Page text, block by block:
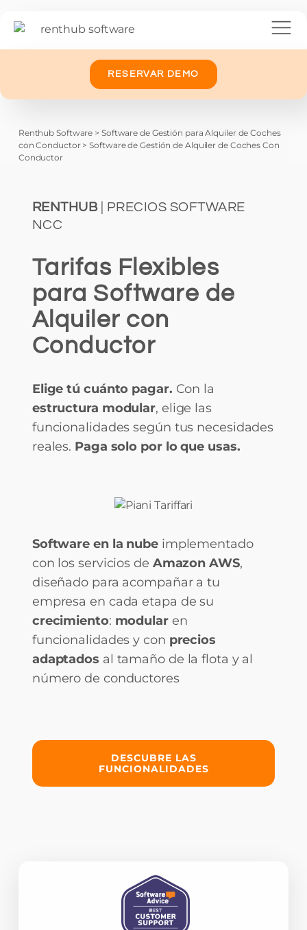
RESERVAR DEMO
Renthub Software > Software de Gestión para Alquiler de Coches
con Conductor>Software de Gestión de Alquiler de Coches Con
Conductor
RENTHUB| PRECIOS SOFTWARE
NCC
Tarifas Flexibles
para Software de
Alquiler con
Conductor
Elige tú cuánto pagar. Con la
estructura modular, elige las
funcionalidades según tus necesidades
reales. Paga solo por lo que usas.
Software en la nube implementado
con los servicios de Amazon AWS,
diseñado para acompañar a tu
empresa en cada etapa de su
crecimiento: modularen
funcionalidades y con precios
adaptados al tamaño de la flota y al
número de conductores
DESCUBRE LAS
FUNCIONALIDADES